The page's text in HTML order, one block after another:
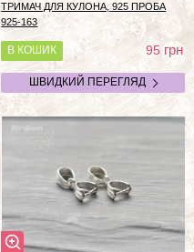
ТРИМАЧ ДЛЯ КУЛОНА, 925 ПРОБА
925-163
В КОШИК 95грн
ШВИДКИЙ ПЕРЕГЛЯД